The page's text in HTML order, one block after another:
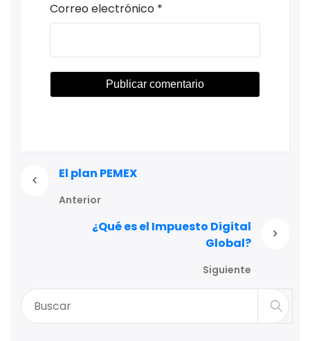
Correo electrónico *
El plan PEMEX
Anterior
¿Qué es el Impuesto Digital
Global?
Siguiente